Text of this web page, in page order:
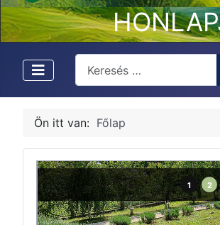
Type 2 or more
Ön itt van: Főlap
1 2